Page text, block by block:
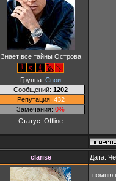
Знает все тайны Острова
Группа: Свои
Сообщений: 1202
Репутация: 432
Замечания: 0%
Статус: Offline
clarise Дата:
помню